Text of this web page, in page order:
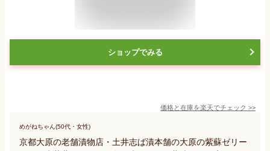
ショップでみる
価格と在庫を楽天でチェック >>
めがねちゃん(50代・女性)
京都大原の老舗漬物店・土井志ば漬本舗の大原の紫蘇ゼリー